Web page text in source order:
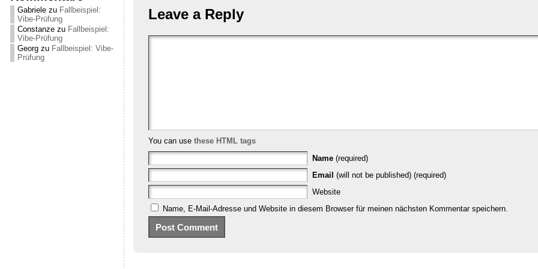
Gabrielezu Fallbeispiel:
Vibe-Prüfung
Constanzezu Fallbeispiel:
Vibe-Prüfung
Georgzu Fallbeispiel: Vibe-
Prüfung
Leave a Reply
You can use these HTML tags
Name (required)
Email (will not be published) (required)
Website
Name, E-Mail-Adresse und Website in diesem Browser für meinen nächsten Kommentar speichern.